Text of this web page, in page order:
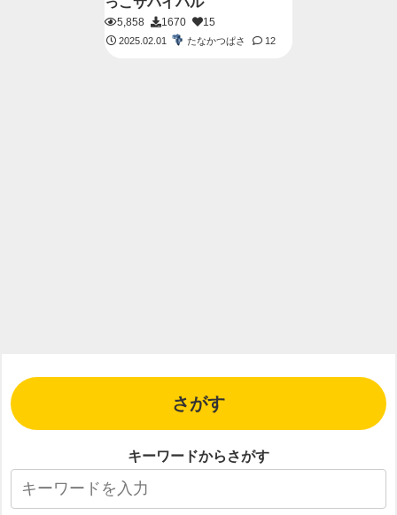
5,858 1670 15
2025.02.01 たなかつぱさ 12
さがす
キーワードからさがす